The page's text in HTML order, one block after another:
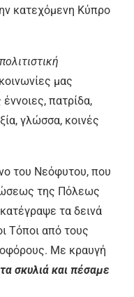
κατεχόμενη Κύπρο
πολιτιστική
μας
πατρίδα,
γλώσσα, κοινές
του Νεόφυτου, που
της Πόλεως
τα δεινά
Τόποι από τους
Με κραυγή
σκυλιά και πέσαμε